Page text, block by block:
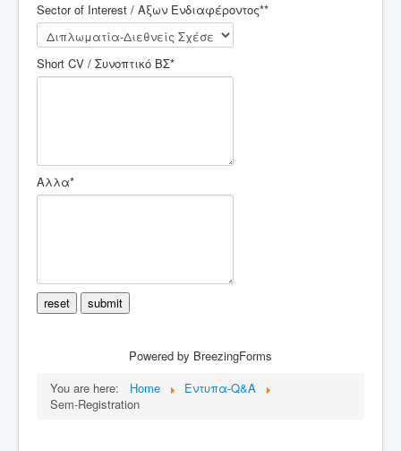
Sector of Interest / Αξων Ενδιαφέροντος**
Short CV / Συνοπτικό ΒΣ*
Αλλα*
reset submit
Powered by BreezingForms
You are here:
Home
Εντυπα-Q&A
Sem-Registration